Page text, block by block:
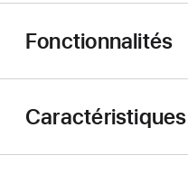
Fonctionnalités
Caractéristiques